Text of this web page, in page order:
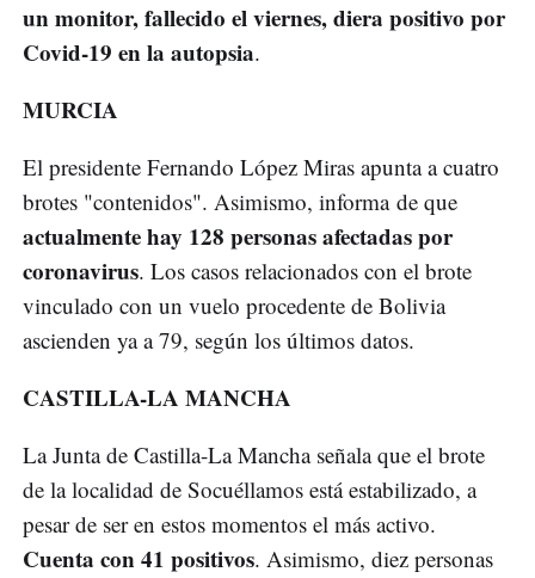
un monitor, fallecido el viernes, diera positivo por
Covid-19 en la autopsia.
MURCIA
El presidente Fernando López Miras apunta a cuatro
brotes "contenidos". Asimismo, informa de que
actualmente hay 128 personas afectadas por
coronavirus. Los casos relacionados con el brote
vinculado con un vuelo procedente de Bolivia
ascienden ya a 79, según los últimos datos.
CASTILLA-LA MANCHA
La Junta de Castilla-La Mancha señala que el brote
de la localidad de Socuéllamos está estabilizado, a
pesar de ser en estos momentos el más activo.
Cuenta con 41 positivos. Asimismo, diez personas